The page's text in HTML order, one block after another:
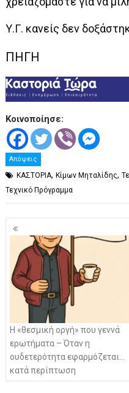
Υ.Γ. κανείς δεν
ΠΗΓΗ
Κοινοποίησε:
Απόψεις
ΚΑΣΤΟΡΙΑ,Κίμων Μηταλίδης,
Τεχνικό Πρόγραμμα
Πλοήγηση
άρθρων
Η «θεσμική οργή» που γεννά
ερωτήματα – Όταν η
ουδετερότητα εφαρμόζεται…
κατά περίπτωση